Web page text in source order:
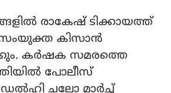
രാകേഷ് ടിക്കായത്ത്
കിസാന്‍
കര്‍ഷക സമരത്തെ
പോലീസ്
ഡല്‍ഹി ചലോ മാര്‍ച്ച്